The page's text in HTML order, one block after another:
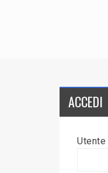
ACCEDI
Utente